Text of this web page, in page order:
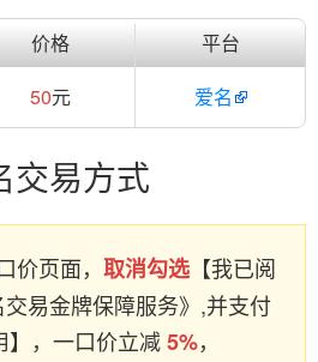
价格
平台
50元 爱名
交易方式
价页面， 取消勾选 【我已阅
易金牌保障服务》,并支付
】，一口价立减5%，